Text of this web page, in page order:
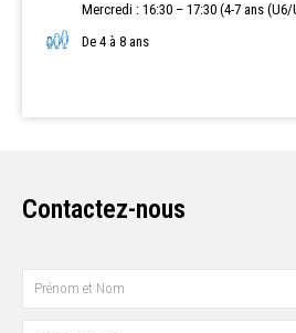
Mercredi : 16:30 – 17:30 (4-7 ans (U6/
De 4 à 8 ans
Contactez-nous